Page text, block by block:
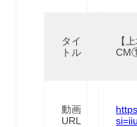
タイ
トル
【
動画
URL